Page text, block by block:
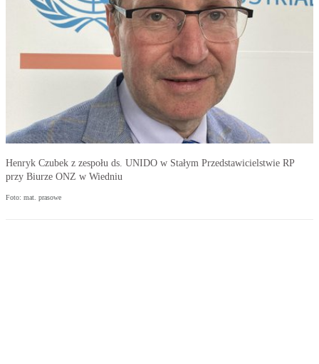
Henryk Czubek z zespołu ds. UNIDO w Stałym Przedstawicielstwie RP
przy Biurze ONZ w Wiedniu
Foto: mat. prasowe